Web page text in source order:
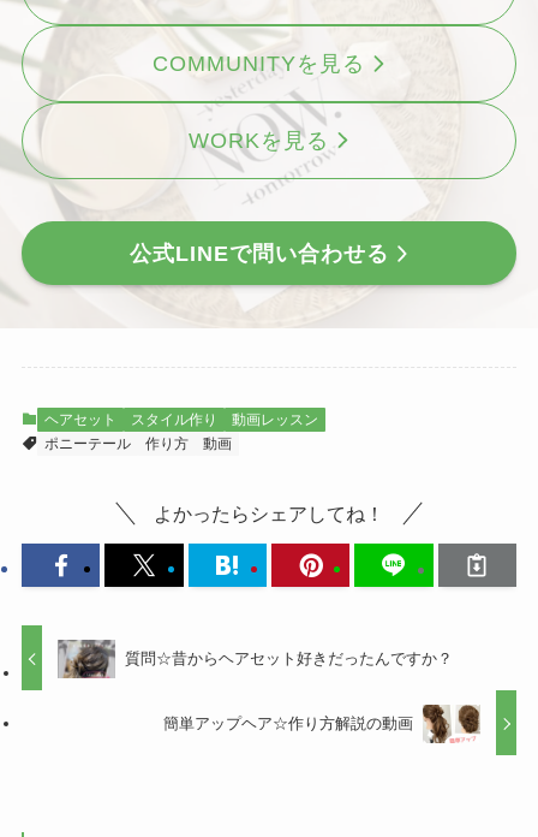
COMMUNITYを見る
WORKを見る
公式LINEで問い合わせる
ヘアセット スタイル作り
動画レッスン
ポニーテール
作り方 動画
よかったらシェアしてね！
質問☆昔からヘアセット好きだったんですか？
簡単アップヘア☆作り方解説の動画